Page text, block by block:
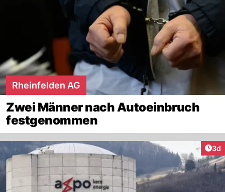
Rheinfelden AG
Zwei Männer nach Autoeinbruch
festgenommen
3d